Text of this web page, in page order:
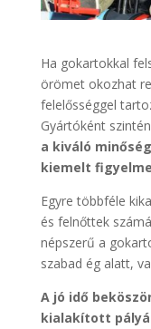
Ha gokartokkal
örömet okozhat
felelősséggel
Gyártóként
a kiváló
kiemelt
Egyre többféle
és felnőttek
népszerű a
szabad ég alatt,
A jó idő
kialakított